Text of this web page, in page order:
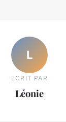
L
ECRIT PAR
Léonie